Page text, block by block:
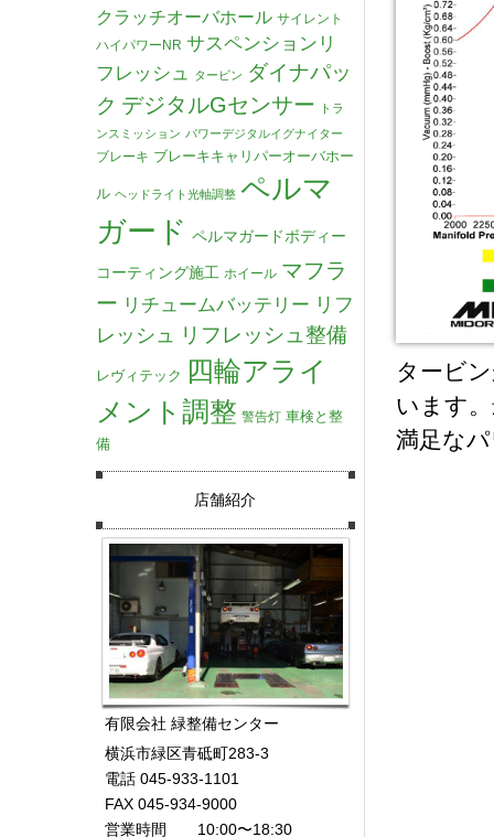
タービ
います
満足な
クラッチオーバホール サイレント
ハイパワーNR サスペンションリ
フレッシュ
タービン ダイナパッ
ク デジタルGセンサー
トラ
ンスミッション パワーデジタルイグナイター
ブレーキ ブレーキキャリパーオーバホー
ル ヘッドライト光軸調整 ペルマ
ガード ペルマガードボディー
コーティング施工 ホイール マフラ
ー リチュームバッテリー リフ
レッシュ
リフレッシュ整備
レヴィテック 四輪アライ
メント調整 警告灯 車検と整
備
店舗紹介
有限会社 緑整備センター
横浜市緑区青砥町283-3
電話 045-933-1101
FAX 045-934-9000
営業時間 10:00〜18:30